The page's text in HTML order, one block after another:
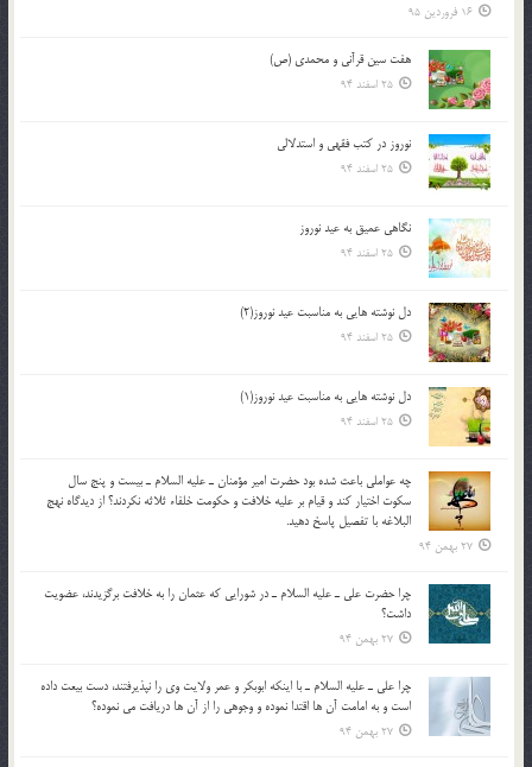
16 فروردین 95
هفت سین قرآنی و محمدی (ص)
25 اسفند 94
نوروز در كتب فقهى و استدلالى‏
25 اسفند 94
نگاهى عميق به عيد نوروز
25 اسفند 94
دل نوشته هایی به مناسبت عید نوروز(2)
25 اسفند 94
دل نوشته هایی به مناسبت عید نوروز(1)
25 اسفند 94
چه عواملي باعث شده بود حضرت امير مؤمنان ـ عليه السلام ـ بيست و پنج سال
سکوت اختيار کند و قيام بر عليه خلافت و حکومت خلفاء ثلاثه نکردند؟ از ديدگاه نهج
البلاغه با تفصيل پاسخ دهيد.
27 بهمن 94
چرا حضرت علي ـ عليه السلام ـ در شورايي كه عثمان را به خلافت برگزيدند، عضويت
داشت؟
27 بهمن 94
چرا علي ـ عليه السلام ـ با اينكه ابوبكر و عمر ولايت وي را نپذيرفتند، دست بيعت داده
است و به امامت آن ها اقتدا نموده و وجوهي را از آن ها دريافت مي نموده؟
27 بهمن 94